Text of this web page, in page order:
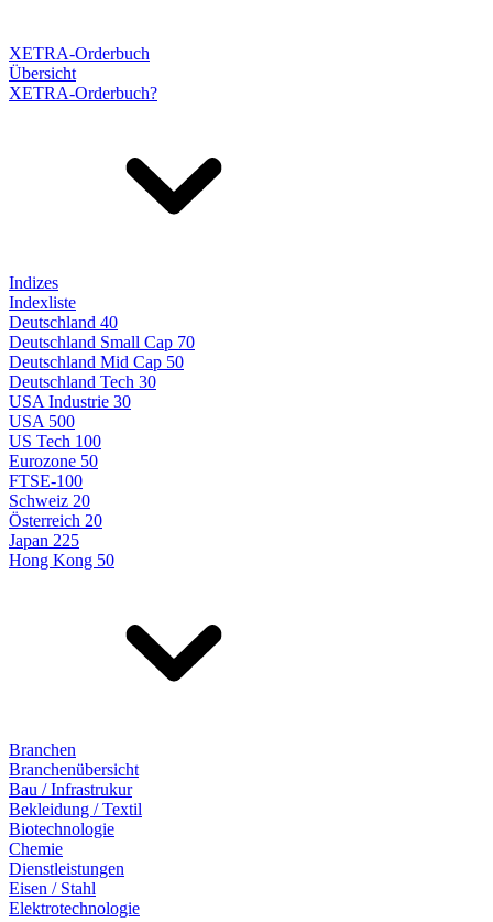
XETRA-Orderbuch
Übersicht
XETRA-Orderbuch?
Indizes
Indexliste
Deutschland 40
Deutschland Small Cap 70
Deutschland Mid Cap 50
Deutschland Tech 30
USA Industrie 30
USA 500
US Tech 100
Eurozone 50
FTSE-100
Schweiz 20
Österreich 20
Japan 225
Hong Kong 50
Branchen
Branchenübersicht
Bau / Infrastrukur
Bekleidung / Textil
Biotechnologie
Chemie
Dienstleistungen
Eisen / Stahl
Elektrotechnologie